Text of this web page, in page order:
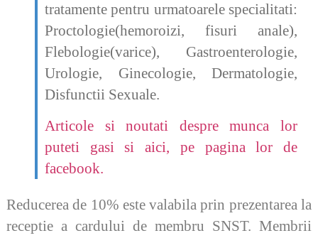
tratamente pentru urmatoarele specialitati:
Proctologie(hemoroizi, fisuri anale),
Flebologie(varice), Gastroenterologie,
Urologie, Ginecologie, Dermatologie,
Disfunctii Sexuale.
Articole si noutati despre munca lor
puteti gasi si aici, pe pagina lor de
facebook.
Reducerea de 10% este valabila prin prezentarea la
receptie a cardului de membru SNST. Membrii